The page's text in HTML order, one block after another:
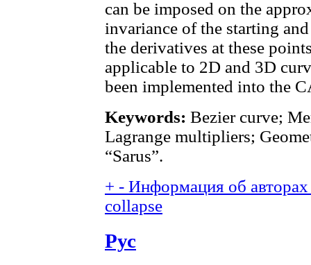
can be imposed on the
invariance of the starting
the derivatives at these
applicable to 2D and 3D
been implemented into the
Keywords: Bezier curve;
Lagrange multipliers;
“Sarus”.
+ - Информация об
collapse
Рус